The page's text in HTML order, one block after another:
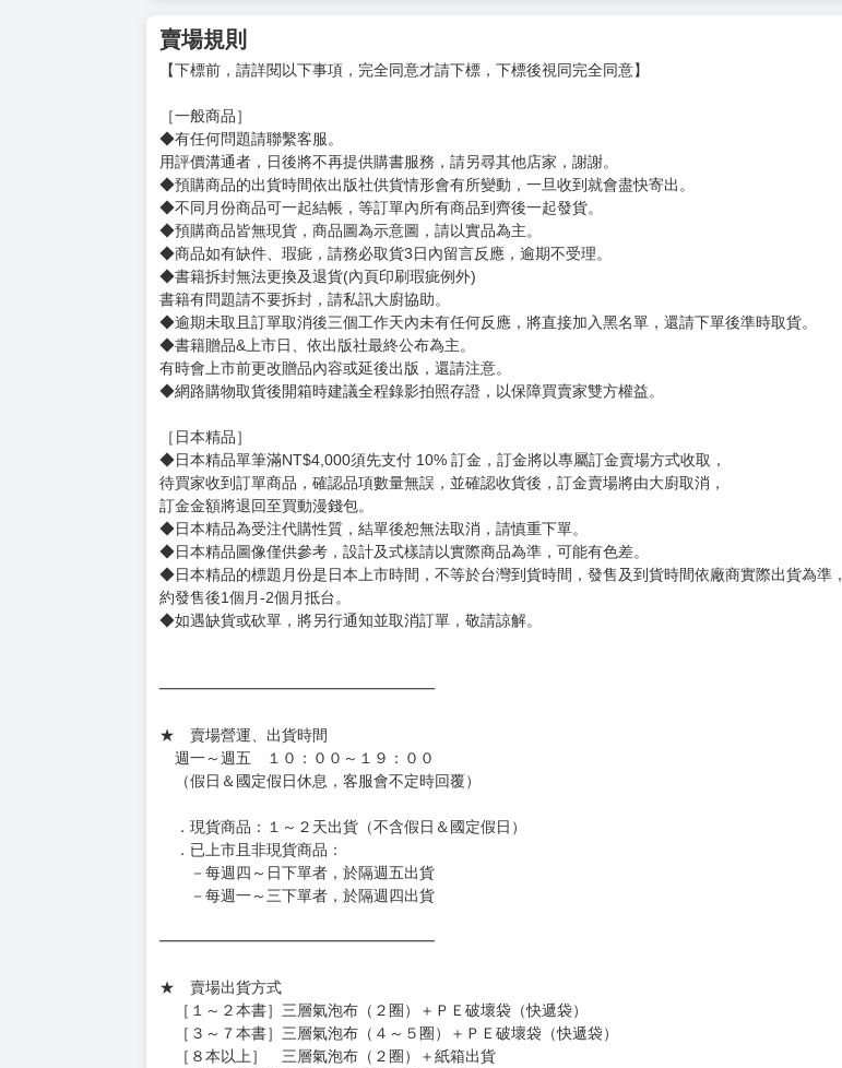
賣場規則
【下標前，請詳閱以下事項，完全同意才請下標，下標後視同完全同意】
［一般商品］
◆有任何問題請聯繫客服。
用評價溝通者，日後將不再提供購書服務，請另尋其他店家，謝謝。
◆預購商品的出貨時間依出版社供貨情形會有所變動，一旦收到就會盡快寄出。
◆不同月份商品可一起結帳，等訂單內所有商品到齊後一起發貨。
◆預購商品皆無現貨，商品圖為示意圖，請以實品為主。
◆商品如有缺件、瑕疵，請務必取貨3日內留言反應，逾期不受理。
◆書籍拆封無法更換及退貨(內頁印刷瑕疵例外)
書籍有問題請不要拆封，請私訊大廚協助。
◆逾期未取且訂單取消後三個工作天內未有任何反應，將直接加入黑名單，還請下單後準時取貨。
◆書籍贈品&上市日、依出版社最終公布為主。
有時會上市前更改贈品內容或延後出版，還請注意。
◆網路購物取貨後開箱時建議全程錄影拍照存證，以保障買賣家雙方權益。
［日本精品］
◆日本精品單筆滿NT$4,000須先支付 10% 訂金，訂金將以專屬訂金賣場方式收取，
待買家收到訂單商品，確認品項數量無誤，並確認收貨後，訂金賣場將由大廚取消，
訂金金額將退回至買動漫錢包。
◆日本精品為受注代購性質，結單後恕無法取消，請慎重下單。
◆日本精品圖像僅供參考，設計及式樣請以實際商品為準，可能有色差。
◆日本精品的標題月份是日本上市時間，不等於台灣到貨時間，發售及到貨時間依廠商實際出貨為準，
約發售後1個月-2個月抵台。
◆如遇缺貨或砍單，將另行通知並取消訂單，敬請諒解。
━━━━━━━━━━━━━━━━━━
★ 賣場營運、出貨時間
週一～週五 １０：００～１９：００
（假日＆國定假日休息，客服會不定時回覆）
．現貨商品：１～２天出貨（不含假日＆國定假日）
．已上市且非現貨商品：
－每週四～日下單者，於隔週五出貨
－每週一～三下單者，於隔週四出貨
━━━━━━━━━━━━━━━━━━
★ 賣場出貨方式
［１～２本書］三層氣泡布（２圈）＋ＰＥ破壞袋（快遞袋）
［３～７本書］三層氣泡布（４～５圈）＋ＰＥ破壞袋（快遞袋）
［８本以上］ 三層氣泡布（２圈）＋紙箱出貨